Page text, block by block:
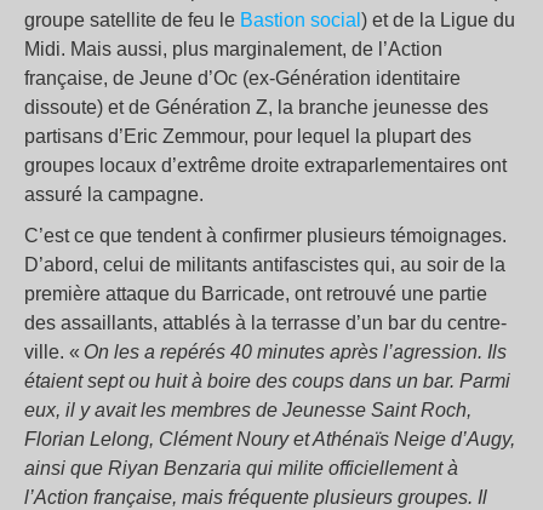
groupe satellite de feu le Bastion social ) et de la Ligue du
Midi. Mais aussi, plus marginalement, de l’Action
française, de Jeune d’Oc (ex-Génération identitaire
dissoute) et de Génération Z, la branche jeunesse des
partisans d’Eric Zemmour, pour lequel la plupart des
groupes locaux d’extrême droite extraparlementaires ont
assuré la campagne.
C’est ce que tendent à confirmer plusieurs témoignages.
D’abord, celui de militants antifascistes qui, au soir de la
première attaque du Barricade, ont retrouvé une partie
des assaillants, attablés à la terrasse d’un bar du centre-
ville. « On les a repérés 40 minutes après l’agression. Ils
étaient sept ou huit à boire des coups dans un bar. Parmi
eux, il y avait les membres de Jeunesse Saint Roch,
Florian Lelong, Clément Noury etAthénaïs Neige d’Augy,
ainsi que Riyan Benzaria qui milite officiellement à
l’Action française, mais fréquente plusieurs groupes. Il